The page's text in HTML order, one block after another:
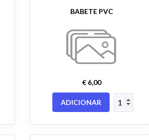
BABETE PVC
€ 6,00
ADICIONAR